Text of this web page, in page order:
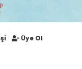
Üye Ol